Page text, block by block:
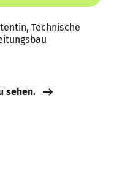
Technische
sehen.